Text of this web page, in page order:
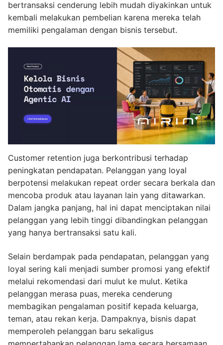
bertransaksi cenderung lebih mudah diyakinkan untuk
kembali melakukan pembelian karena mereka telah
memiliki pengalaman dengan bisnis tersebut.
Customer retention juga berkontribusi terhadap
peningkatan pendapatan. Pelanggan yang loyal
berpotensi melakukan repeat order secara berkala dan
mencoba produk atau layanan lain yang ditawarkan.
Dalam jangka panjang, hal ini dapat menciptakan nilai
pelanggan yang lebih tinggi dibandingkan pelanggan
yang hanya bertransaksi satu kali.
Selain berdampak pada pendapatan, pelanggan yang
loyal sering kali menjadi sumber promosi yang efektif
melalui rekomendasi dari mulut ke mulut. Ketika
pelanggan merasa puas, mereka cenderung
membagikan pengalaman positif kepada keluarga,
teman, atau rekan kerja. Dampaknya, bisnis dapat
memperoleh pelanggan baru sekaligus